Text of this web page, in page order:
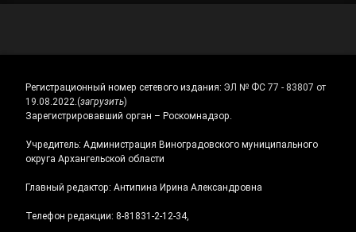
Регистрационный номер сетевого издания: ЭЛ № ФС 77 - 83807 от
19.08.2022.(загрузить)
Зарегистрировавший орган – Роскомнадзор.
Учредитель: Администрация Виноградовского муниципального
округа Архангельской области
Главный редактор: Антипина Ирина Александровна
Телефон редакции: 8-81831-2-12-34,